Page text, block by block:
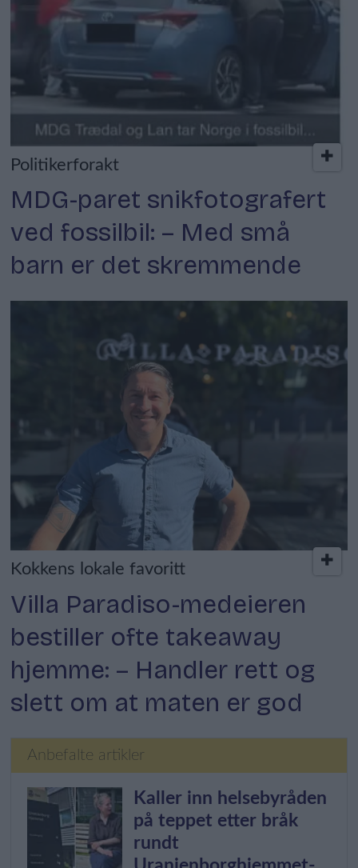
Politikerforakt
MDG-paret snikfotografert
ved fossilbil: – Med små
barn er det skremmende
Kokkens lokale favoritt
Villa Paradiso-medeieren
bestiller ofte takeaway
hjemme: – Handler rett og
slett om at maten er god
Anbefalte artikler
Kaller inn helsebyråden
på teppet etter bråk
rundt